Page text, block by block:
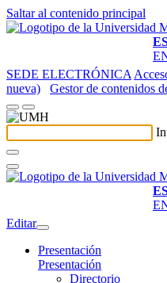
Saltar al contenido principal
SEDE ELECTRÓNICA
nueva)
Gestor de contenidos
Editar
Presentación
Presentación
Directorio